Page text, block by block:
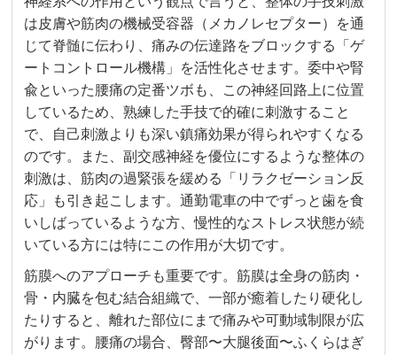
は皮膚や筋肉の機械受容器（メカノレセプター）を通
じて脊髄に伝わり、痛みの伝達路をブロックする「ゲ
ートコントロール機構」を活性化させます。委中や腎
兪といった腰痛の定番ツボも、この神経回路上に位置
しているため、熟練した手技で的確に刺激すること
で、自己刺激よりも深い鎮痛効果が得られやすくなる
のです。また、副交感神経を優位にするような整体の
刺激は、筋肉の過緊張を緩める「リラクゼーション反
応」も引き起こします。通勤電車の中でずっと歯を食
いしばっているような方、慢性的なストレス状態が続
いている方には特にこの作用が大切です。
筋膜へのアプローチも重要です。筋膜は全身の筋肉・
骨・内臓を包む結合組織で、一部が癒着したり硬化し
たりすると、離れた部位にまで痛みや可動域制限が広
がります。腰痛の場合、臀部〜大腿後面〜ふくらはぎ